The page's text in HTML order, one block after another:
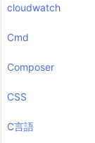
cloudwatch
Cmd
Composer
CSS
C言語